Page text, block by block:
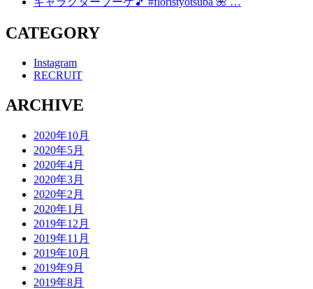
CATEGORY
Instagram
RECRUIT
ARCHIVE
2020年10月
2020年5月
2020年4月
2020年3月
2020年2月
2020年1月
2019年12月
2019年11月
2019年10月
2019年9月
2019年8月